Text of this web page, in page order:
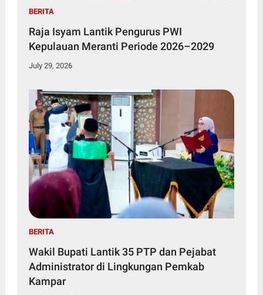
BERITA
Raja Isyam Lantik Pengurus PWI
Kepulauan Meranti Periode 2026–2029
July 29, 2026
BERITA
Wakil Bupati Lantik 35 PTP dan Pejabat
Administrator di Lingkungan Pemkab
Kampar